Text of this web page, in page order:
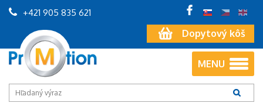
Dopytový kôš
+421 905 835 621
MENU